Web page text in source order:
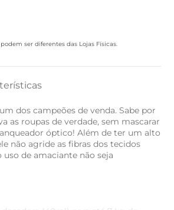
ser diferentes das Lojas Físicas.
dos campeões de venda. Sabe por
as roupas de verdade, sem mascarar
óptico! Além de ter um alto
não agride as fibras dos tecidos
de amaciante não seja